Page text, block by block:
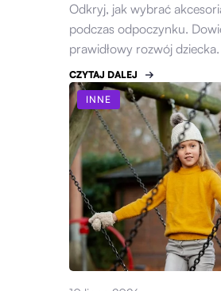
Odkryj, jak wybrać
podczas odpoczynku.
prawidłowy rozwój dziecka.
CZYTAJ DALEJ
INNE